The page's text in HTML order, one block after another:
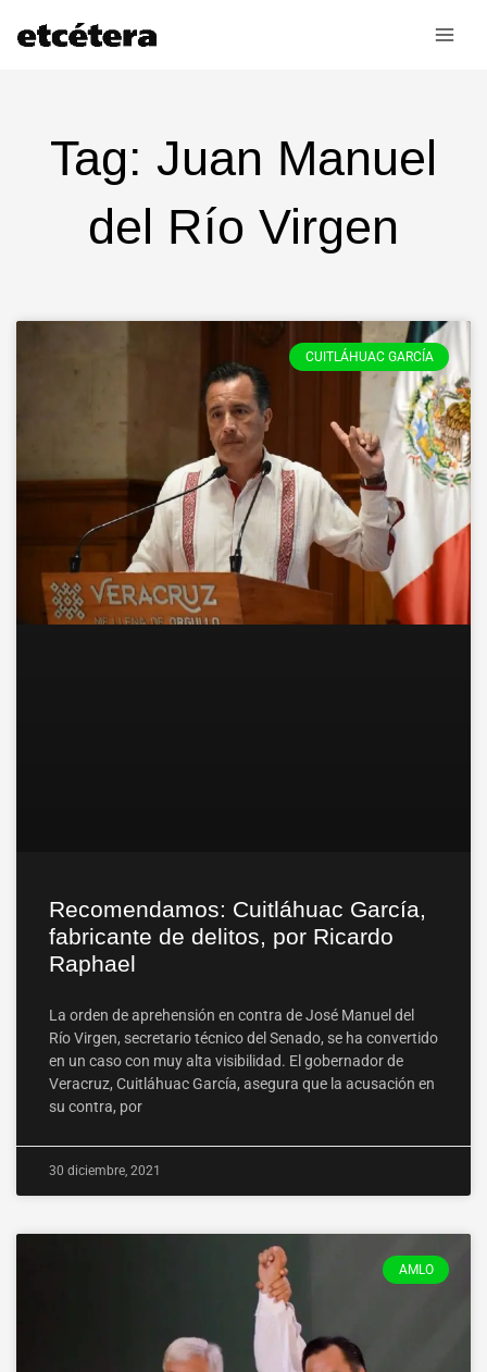
Tag: Juan Manuel
del Río Virgen
CUITLÁHUAC GARCÍA
Recomendamos: Cuitláhuac García,
fabricante de delitos, por Ricardo
Raphael
La orden de aprehensión en contra de José Manuel del
Río Virgen, secretario técnico del Senado, se ha convertido
en un caso con muy alta visibilidad. El gobernador de
Veracruz, Cuitláhuac García, asegura que la acusación en
su contra, por
30 diciembre, 2021
AMLO